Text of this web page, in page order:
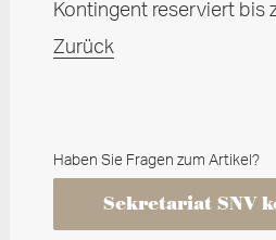
Kontingent reserviert bis
Zurück
Haben Sie Fragen zum Artikel?
Sekretariat SNV